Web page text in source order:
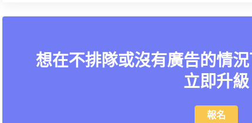
想在不排隊或沒有廣告的情
立即升級
報名